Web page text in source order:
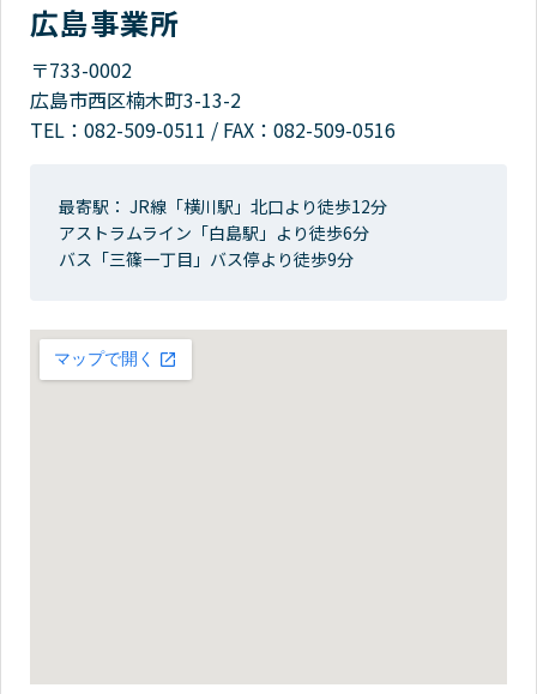
広島事業所
〒733-0002
広島市西区楠木町3-13-2
TEL： 082-509-0511 / FAX：082-509-0516
最寄駅： JR線「横川駅」北口より徒歩12分
アストラムライン「白島駅」より徒歩6分
バス「三篠一丁目」バス停より徒歩9分